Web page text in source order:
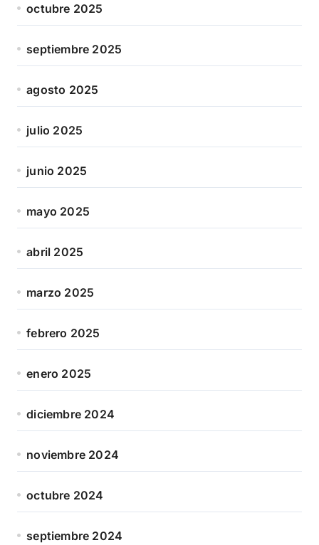
octubre 2025
septiembre 2025
agosto 2025
julio 2025
junio 2025
mayo 2025
abril 2025
marzo 2025
febrero 2025
enero 2025
diciembre 2024
noviembre 2024
octubre 2024
septiembre 2024